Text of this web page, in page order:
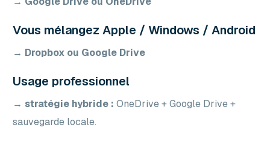
Vous mélangez Apple / Windows / Android
→ Dropbox ou Google Drive
Usage professionnel
→ stratégie hybride : OneDrive + Google Drive +
sauvegarde locale.